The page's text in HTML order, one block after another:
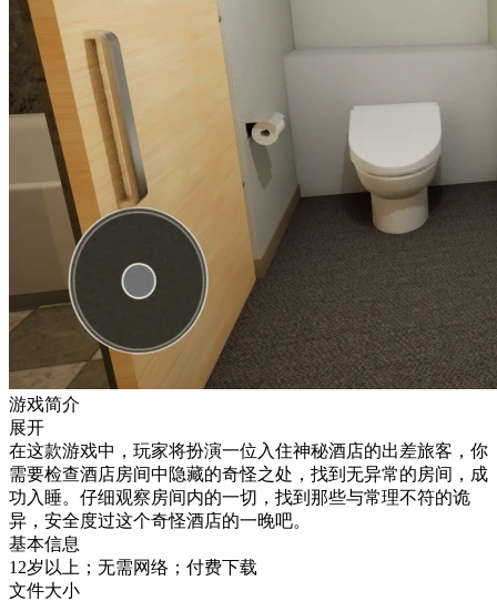
游戏简介
展开
在这款游戏中，玩家将扮演一位入住神秘酒店的出差旅客，你
需要检查酒店房间中隐藏的奇怪之处，找到无异常的房间，成
功入睡。仔细观察房间内的一切，找到那些与常理不符的诡
异，安全度过这个奇怪酒店的一晚吧。
基本信息
12岁以上；无需网络；付费下载
文件大小